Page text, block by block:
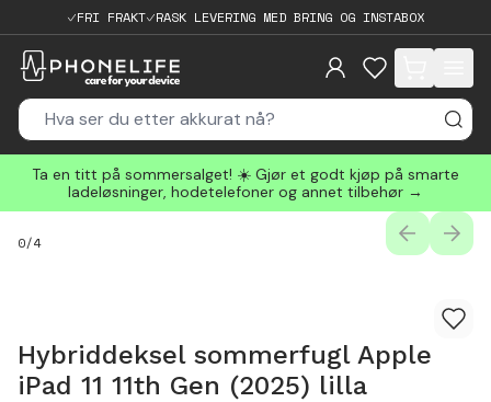
FRI FRAKT RASK LEVERING MED BRING OG INSTABOX
items in cart,
Ta en titt på sommersalget! ☀️ Gjør et godt kjøp på smarte
ladeløsninger, hodetelefoner og annet tilbehør →
0/4
Hybriddeksel sommerfugl Apple
iPad 11 11th Gen (2025) lilla